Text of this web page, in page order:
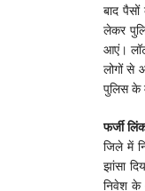
बाद
लेकर
आएं।
लोगों से
पुलिस के
फर्जी
जिले में
झांसा
निवेश के